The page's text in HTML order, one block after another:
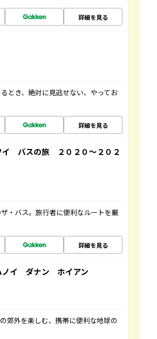
詳細を見る
とき、絶対に見逃せない、やってお
詳細を見る
バスの旅 ２０２０～２０２
・バス。旅行者に便利なルートを厳
詳細を見る
イ ダナン ホイアン
郊外を楽しむ、携帯に便利な地球の